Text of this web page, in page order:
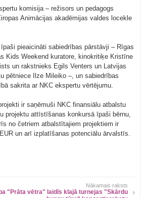
komisija – režisors un pedagogs
Animācijas akadēmijas valdes locekle
pieaicināti sabiedrības pārstāvji – Rīgas
Kids Weekend kuratore, kinokritiķe Kristīne
un rakstnieks Egils Venters un Latvijas
pētniece Ilze Mileiko –, un sabiedrības
sakrita ar NKC ekspertu vērtējumu.
ir saņēmuši NKC finansiālu atbalstu
projektu attīstīšanas konkursā īpaši bērnu,
no četriem atbalstītajiem projektiem ir
un arī izplatīšanas potenciālu ārvalstīs.
Nākamais raksts
"Prāta vētra" laidīs klajā turnejas "Skārdu